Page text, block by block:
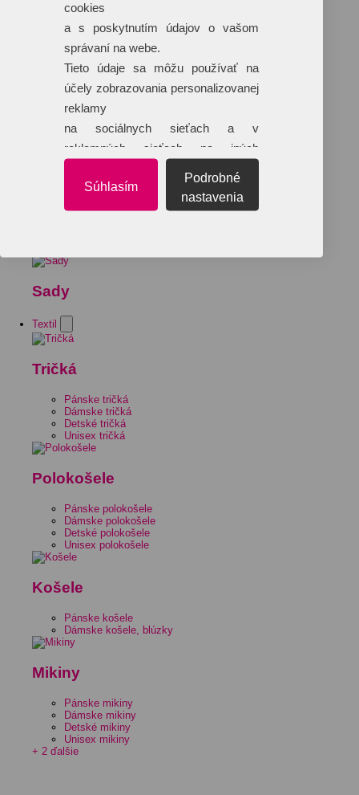
Sady
Textil
Tričká
Pánske tričká
Dámske tričká
Detské tričká
Unisex tričká
Polokošele
Pánske polokošele
Dámske polokošele
Detské polokošele
Unisex polokošele
Košele
Pánske košele
Dámske košele, blúzky
Mikiny
Pánske mikiny
Dámske mikiny
Detské mikiny
Unisex mikiny
+ 2 ďalšie
cookies
a s poskytnutím údajov o vašom
správaní na webe.
Tieto údaje sa môžu používať na
účely zobrazovania personalizovanej
reklamy
na sociálnych sieťach a v
reklamných sieťach na iných
Súhlasím
Podrobné
nastavenia